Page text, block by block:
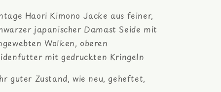
Wolken
Haori
Jacke
Wolken
Haori
Jacke
Haori Kimono Jacke aus feiner,
japanischer Damast Seide mit
Wolken, oberen
mit gedruckten Kringeln
guter Zustand, wie neu, geheftet,